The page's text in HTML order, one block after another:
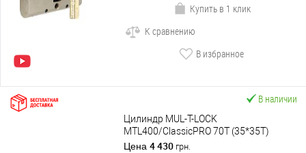
Купить в 1 клик
К сравнению
В избранное
В наличии
Цилиндр MUL-T-LOCK
MTL400/ClassicPRO 70T (35*35T)
никель сатин
Цена 4 430 грн.